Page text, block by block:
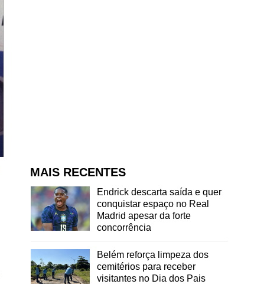
MAIS RECENTES
Endrick descarta saída e quer
conquistar espaço no Real
Madrid apesar da forte
concorrência
Belém reforça limpeza dos
cemitérios para receber
visitantes no Dia dos Pais